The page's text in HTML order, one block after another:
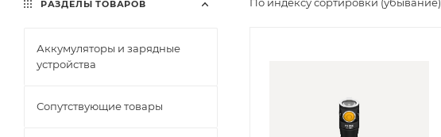
РАЗДЕЛЫ ТОВАРОВ
Аккумуляторы и зарядные
устройства
Сопутствующие товары